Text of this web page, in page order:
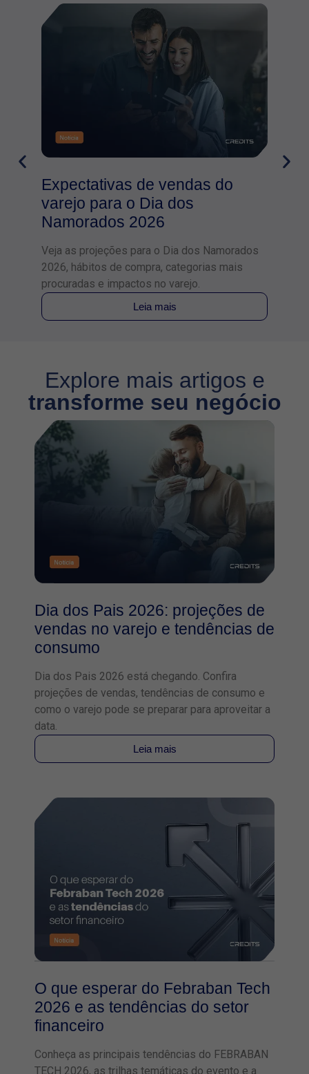
Expectativas de vendas do
varejo para o Dia dos
Namorados 2026
Veja as projeções para o Dia dos Namorados
2026, hábitos de compra, categorias mais
procuradas e impactos no varejo.
Leia mais
Explore mais artigos e
transforme seu negócio
Dia dos Pais 2026: projeções de
vendas no varejo e tendências de
consumo
Dia dos Pais 2026 está chegando. Confira
projeções de vendas, tendências de consumo e
como o varejo pode se preparar para aproveitar a
data.
Leia mais
O que esperar do Febraban Tech
2026 e as tendências do setor
financeiro
Conheça as principais tendências do FEBRABAN
TECH 2026, as trilhas temáticas do evento e a